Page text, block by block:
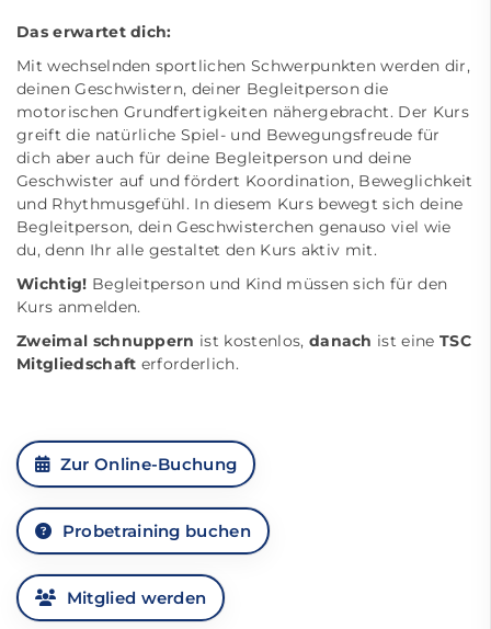
Das erwartet dich:
Mit wechselnden sportlichen Schwerpunkten werden dir,
deinen Geschwistern, deiner Begleitperson die
motorischen Grundfertigkeiten nähergebracht. Der Kurs
greift die natürliche Spiel- und Bewegungsfreude für
dich aber auch für deine Begleitperson und deine
Geschwister auf und fördert Koordination, Beweglichkeit
und Rhythmusgefühl. In diesem Kurs bewegt sich deine
Begleitperson, dein Geschwisterchen genauso viel wie
du, denn Ihr alle gestaltet den Kurs aktiv mit.
Wichtig! Begleitperson und Kind müssen sich für den
Kurs anmelden.
Zweimal schnuppern ist kostenlos, danach ist eineTSC
Mitgliedschaft erforderlich.
Zur Online-Buchung
Probetraining buchen
Mitglied werden